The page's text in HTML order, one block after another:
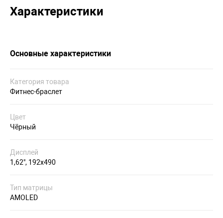
Характеристики
Основные характеристики
Категория товара
Фитнес-браслет
Цвет
Чёрный
Дисплей
1,62", 192x490
Тип матрицы
AMOLED